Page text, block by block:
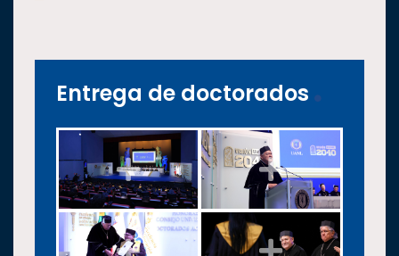
Entrega de doctorados